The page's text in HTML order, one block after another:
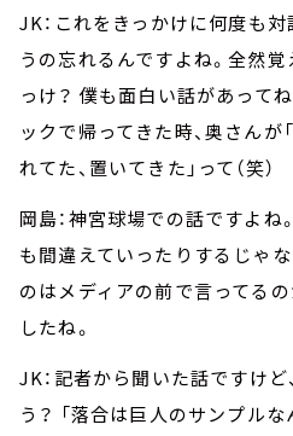
JK：これをきっかけに何度も
うの忘れるんですよね。全然覚
っけ？ 僕も面白い話があって
ックで帰ってきた時、奥さんが
れてた、置いてきた」って（笑）
岡島：神宮球場での話ですよ
も間違えていったりするじゃ
のはメディアの前で言ってる
したね。
JK：記者から聞いた話ですけ
う？ 「落合は巨人のサンプルな